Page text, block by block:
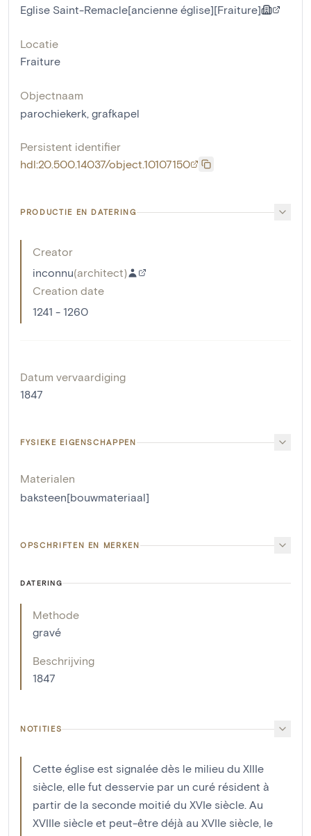
Eglise Saint-Remacle[ancienne église][Fraiture]
Locatie
Fraiture
Objectnaam
parochiekerk, grafkapel
Persistent identifier
hdl:20.500.14037/object.10107150
PRODUCTIE EN DATERING
Creator
inconnu(architect)
Creation date
1241 - 1260
Datum vervaardiging
1847
FYSIEKE EIGENSCHAPPEN
Materialen
baksteen[bouwmateriaal]
OPSCHRIFTEN EN MERKEN
DATERING
Methode
gravé
Beschrijving
1847
NOTITIES
Cette église est signalée dès le milieu du XIIIe
siècle, elle fut desservie par un curé résident à
partir de la seconde moitié du XVIe siècle. Au
XVIIIe siècle et peut-être déjà au XVIIe siècle, le